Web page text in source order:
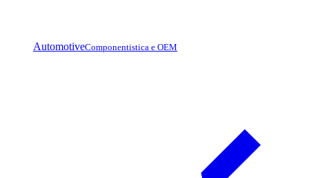
AutomotiveComponentistica e OEM